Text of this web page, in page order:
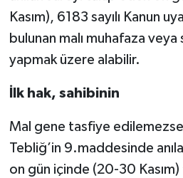
Kasım), 6183 sayılı Kanun
bulunan malı muhafaza veya
yapmak üzere alabilir.
İlk hak, sahibinin
Mal gene tasfiye
Tebliğ’in 9.maddesinde
on gün içinde (20-30